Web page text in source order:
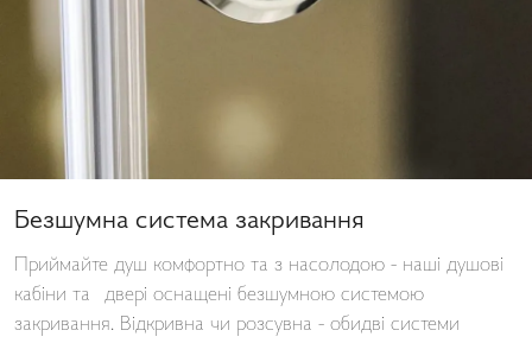
Безшумна система закривання
Приймайте душ комфортно та з насолодою - наші душові
кабіни та двері оснащені безшумною системою
закривання. Відкривна чи розсувна - обидві системи